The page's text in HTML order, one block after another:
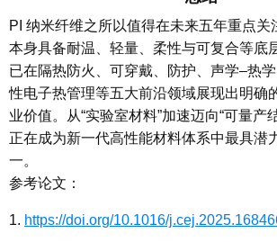
PI 纳米纤维之所以值得在未来五年重点关
本身具备耐温、轻量、柔性与可复合等底
已在隔热防火、可穿戴、防护、声学–热
性电子热管理等五大前沿领域展现出明确
业价值。从“实验室材料”加速迈向“可量产
正在成为新一代高性能材料体系中最具潜
一。
参考论文：
1. https://doi.org/10.1016/